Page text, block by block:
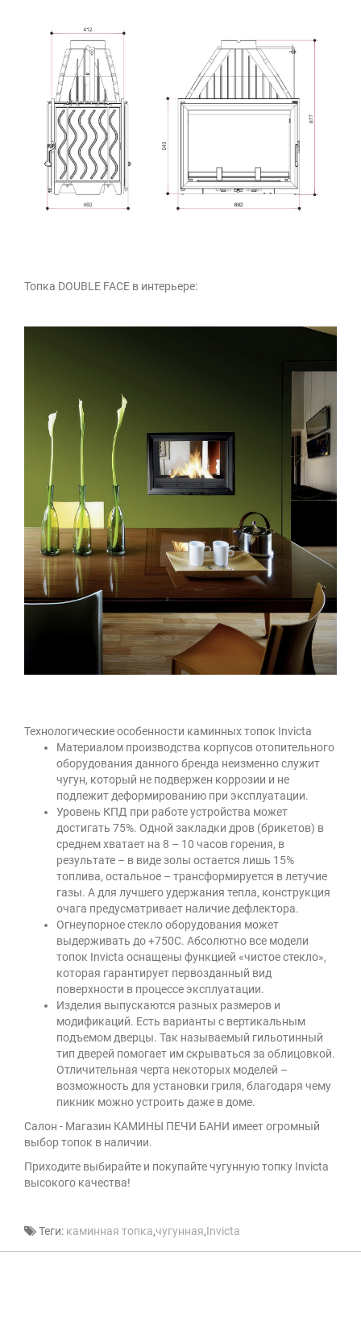
Топка DOUBLE FACE в интерьере:
Технологические особенности каминных топок Invicta
Материалом производства корпусов отопительного
оборудования данного бренда неизменно служит
чугун, который не подвержен коррозии и не
подлежит деформированию при эксплуатации.
Уровень КПД при работе устройства может
достигать 75%. Одной закладки дров (брикетов) в
среднем хватает на 8 – 10 часов горения, в
результате – в виде золы остается лишь 15%
топлива, остальное – трансформируется в летучие
газы. А для лучшего удержания тепла, конструкция
очага предусматривает наличие дефлектора.
Огнеупорное стекло оборудования может
выдерживать до +750С. Абсолютно все модели
топок Invicta оснащены функцией «чистое стекло»,
которая гарантирует первозданный вид
поверхности в процессе эксплуатации.
Изделия выпускаются разных размеров и
модификаций. Есть варианты с вертикальным
подъемом дверцы. Так называемый гильотинный
тип дверей помогает им скрываться за облицовкой.
Отличительная черта некоторых моделей –
возможность для установки гриля, благодаря чему
пикник можно устроить даже в доме.
Салон - Магазин КАМИНЫ ПЕЧИ БАНИ имеет огромный
выбор топок в наличии.
Приходите выбирайте и покупайте чугунную топку Invicta
высокого качества!
Теги: каминная топка,чугунная,Invicta